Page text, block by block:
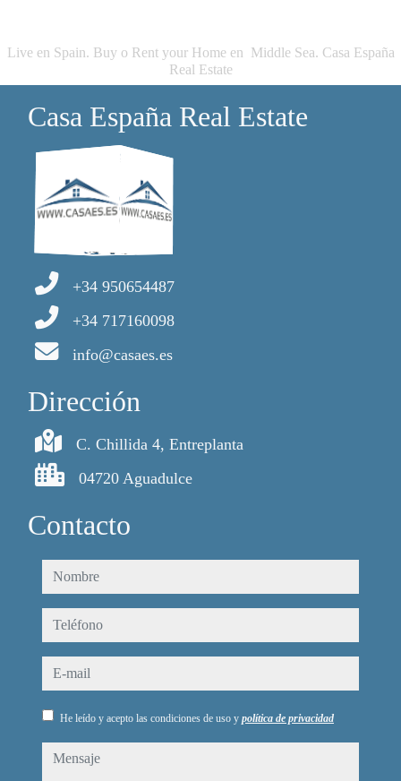
Live en Spain. Buy o Rent your Home en Middle Sea. Casa España
Real Estate
Casa España Real Estate
+34 950654487
+34 717160098
info@casaes.es
Dirección
C. Chillida 4, Entreplanta
04720 Aguadulce
Contacto
nombre
teléfono
e-mail
He leído y acepto las condiciones de uso y política de privacidad
mensaje